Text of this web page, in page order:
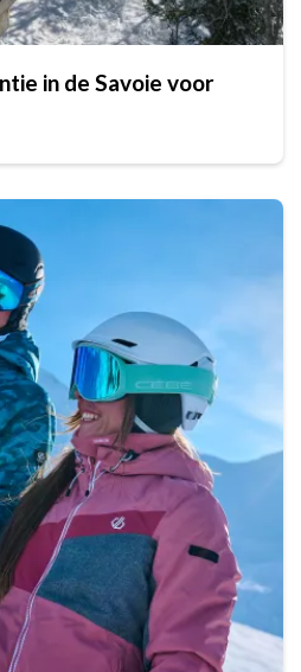
in de Savoie voor